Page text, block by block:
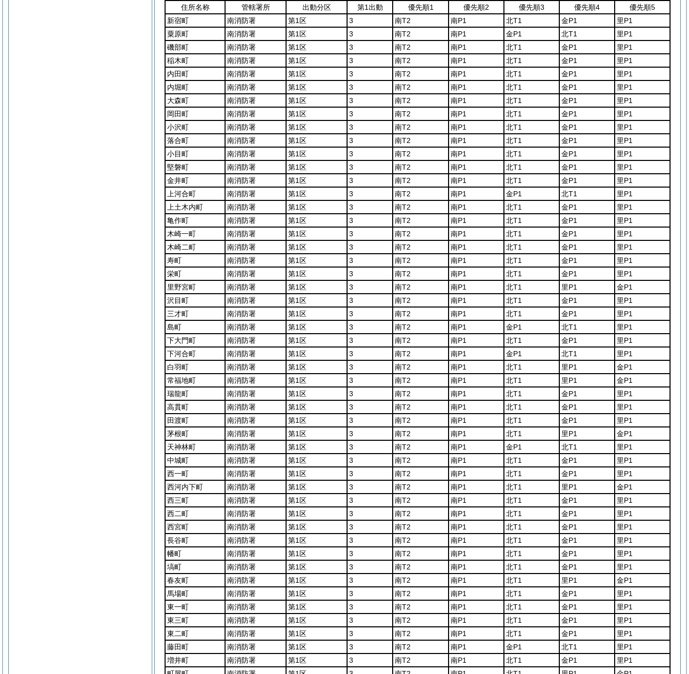
住所名称
管轄署所 出動分区 第1出動 優先順1 優先順2 優先順3 優先順4
優先順5
新宿町
南消防署 第1区 3 南T2 南P1 北T1 金P1
里P1
粟原町
南消防署 第1区 3 南T2 南P1 金P1 北T1
里P1
磯部町
南消防署 第1区 3 南T2 南P1 北T1 金P1
里P1
稲木町
南消防署 第1区 3 南T2 南P1 北T1 金P1
里P1
内田町
南消防署 第1区 3 南T2 南P1 北T1 金P1
里P1
内堀町
南消防署 第1区 3 南T2 南P1 北T1 金P1
里P1
大森町
南消防署 第1区 3 南T2 南P1 北T1 金P1
里P1
岡田町
南消防署 第1区 3 南T2 南P1 北T1 金P1
里P1
小沢町
南消防署 第1区 3 南T2 南P1 北T1 金P1
里P1
落合町
南消防署 第1区 3 南T2 南P1 北T1 金P1
里P1
小目町
南消防署 第1区 3 南T2 南P1 北T1 金P1
里P1
堅磐町
南消防署 第1区 3 南T2 南P1 北T1 金P1
里P1
金井町
南消防署 第1区 3 南T2 南P1 北T1 金P1
里P1
上河合町
南消防署 第1区 3 南T2 南P1 金P1 北T1
里P1
上土木内町
南消防署 第1区 3 南T2 南P1 北T1 金P1
里P1
亀作町
南消防署 第1区 3 南T2 南P1 北T1 金P1
里P1
木崎一町
南消防署 第1区 3 南T2 南P1 北T1 金P1
里P1
木崎二町
南消防署 第1区 3 南T2 南P1 北T1 金P1
里P1
寿町
南消防署 第1区 3 南T2 南P1 北T1 金P1
里P1
栄町
南消防署 第1区 3 南T2 南P1 北T1 金P1
里P1
里野宮町
南消防署 第1区 3 南T2 南P1 北T1 里P1
金P1
沢目町
南消防署 第1区 3 南T2 南P1 北T1 金P1
里P1
三才町
南消防署 第1区 3 南T2 南P1 北T1 金P1
里P1
島町
南消防署 第1区 3 南T2 南P1 金P1 北T1
里P1
下大門町
南消防署 第1区 3 南T2 南P1 北T1 金P1
里P1
下河合町
南消防署 第1区 3 南T2 南P1 金P1 北T1
里P1
白羽町
南消防署 第1区 3 南T2 南P1 北T1 里P1
金P1
常福地町
南消防署 第1区 3 南T2 南P1 北T1 里P1
金P1
瑞龍町
南消防署 第1区 3 南T2 南P1 北T1 金P1
里P1
高貫町
南消防署 第1区 3 南T2 南P1 北T1 金P1
里P1
田渡町
南消防署 第1区 3 南T2 南P1 北T1 金P1
里P1
茅根町
南消防署 第1区 3 南T2 南P1 北T1 里P1
金P1
天神林町
南消防署 第1区 3 南T2 南P1 金P1 北T1
里P1
中城町
南消防署 第1区 3 南T2 南P1 北T1 金P1
里P1
西一町
南消防署 第1区 3 南T2 南P1 北T1 金P1
里P1
西河内下町
南消防署 第1区 3 南T2 南P1 北T1 里P1
金P1
西三町
南消防署 第1区 3 南T2 南P1 北T1 金P1
里P1
西二町
南消防署 第1区 3 南T2 南P1 北T1 金P1
里P1
西宮町
南消防署 第1区 3 南T2 南P1 北T1 金P1
里P1
長谷町
南消防署 第1区 3 南T2 南P1 北T1 金P1
里P1
幡町
南消防署 第1区 3 南T2 南P1 北T1 金P1
里P1
塙町
南消防署 第1区 3 南T2 南P1 北T1 金P1
里P1
春友町
南消防署 第1区 3 南T2 南P1 北T1 里P1
金P1
馬場町
南消防署 第1区 3 南T2 南P1 北T1 金P1
里P1
東一町
南消防署 第1区 3 南T2 南P1 北T1 金P1
里P1
東三町
南消防署 第1区 3 南T2 南P1 北T1 金P1
里P1
東二町
南消防署 第1区 3 南T2 南P1 北T1 金P1
里P1
藤田町
南消防署 第1区 3 南T2 南P1 金P1 北T1
里P1
増井町
南消防署 第1区 3 南T2 南P1 北T1 金P1
里P1